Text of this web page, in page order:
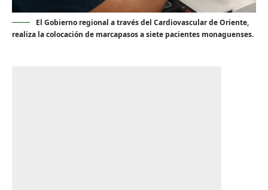
El Gobierno regional a través del Cardiovascular de Oriente,
realiza la colocación de marcapasos a siete pacientes monaguenses.